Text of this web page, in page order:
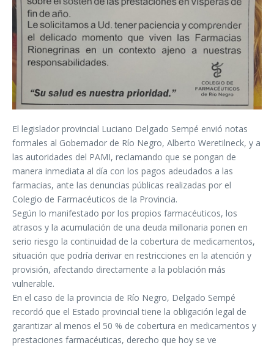
El legislador provincial Luciano Delgado Sempé envió notas
formales al Gobernador de Río Negro, Alberto Weretilneck, y a
las autoridades del PAMI, reclamando que se pongan de
manera inmediata al día con los pagos adeudados a las
farmacias, ante las denuncias públicas realizadas por el
Colegio de Farmacéuticos de la Provincia.
Según lo manifestado por los propios farmacéuticos, los
atrasos y la acumulación de una deuda millonaria ponen en
serio riesgo la continuidad de la cobertura de medicamentos,
situación que podría derivar en restricciones en la atención y
provisión, afectando directamente a la población más
vulnerable.
En el caso de la provincia de Río Negro, Delgado Sempé
recordó que el Estado provincial tiene la obligación legal de
garantizar al menos el 50 % de cobertura en medicamentos y
prestaciones farmacéuticas, derecho que hoy se ve